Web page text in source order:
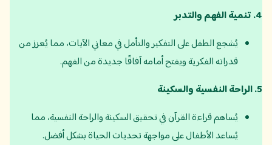
4. تنمية الفهم والتدبر
يُشجع الطفل على التفكير والتأمل في معاني الآيات، مما يُعزز من
قدراته الفكرية ويفتح أمامه آفاقًا جديدة من الفهم.
5. الراحة النفسية والسكينة
يُساهم قراءة القرآن في تحقيق السكينة والراحة النفسية، مما
يُساعد الأطفال على مواجهة تحديات الحياة بشكل أفضل.